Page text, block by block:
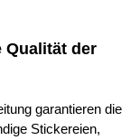
Qualität der
garantieren die
Stickereien,